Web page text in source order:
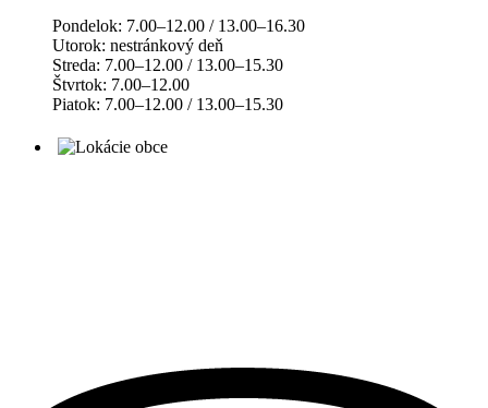
Pondelok: 7.00–12.00 / 13.00–16.30
Utorok: nestránkový deň
Streda: 7.00–12.00 / 13.00–15.30
Štvrtok: 7.00–12.00
Piatok: 7.00–12.00 / 13.00–15.30